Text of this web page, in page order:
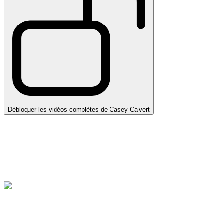
Débloquer les vidéos complètes de Casey Calvert